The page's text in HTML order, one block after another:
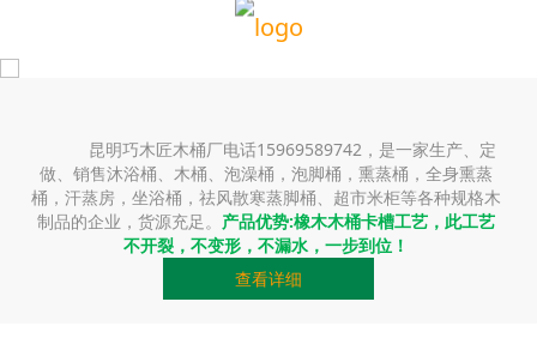
昆明巧木匠木桶厂电话15969589742，是一家生产、定
做、销售沐浴桶、木桶、泡澡桶，泡脚桶，熏蒸桶，全身熏蒸
桶，汗蒸房，坐浴桶，祛风散寒蒸脚桶、超市米柜等各种规格木
制品的企业，货源充足。 产品优势:橡木木桶卡槽工艺，此工艺
不开裂，不变形，不漏水，一步到位！
查看详细